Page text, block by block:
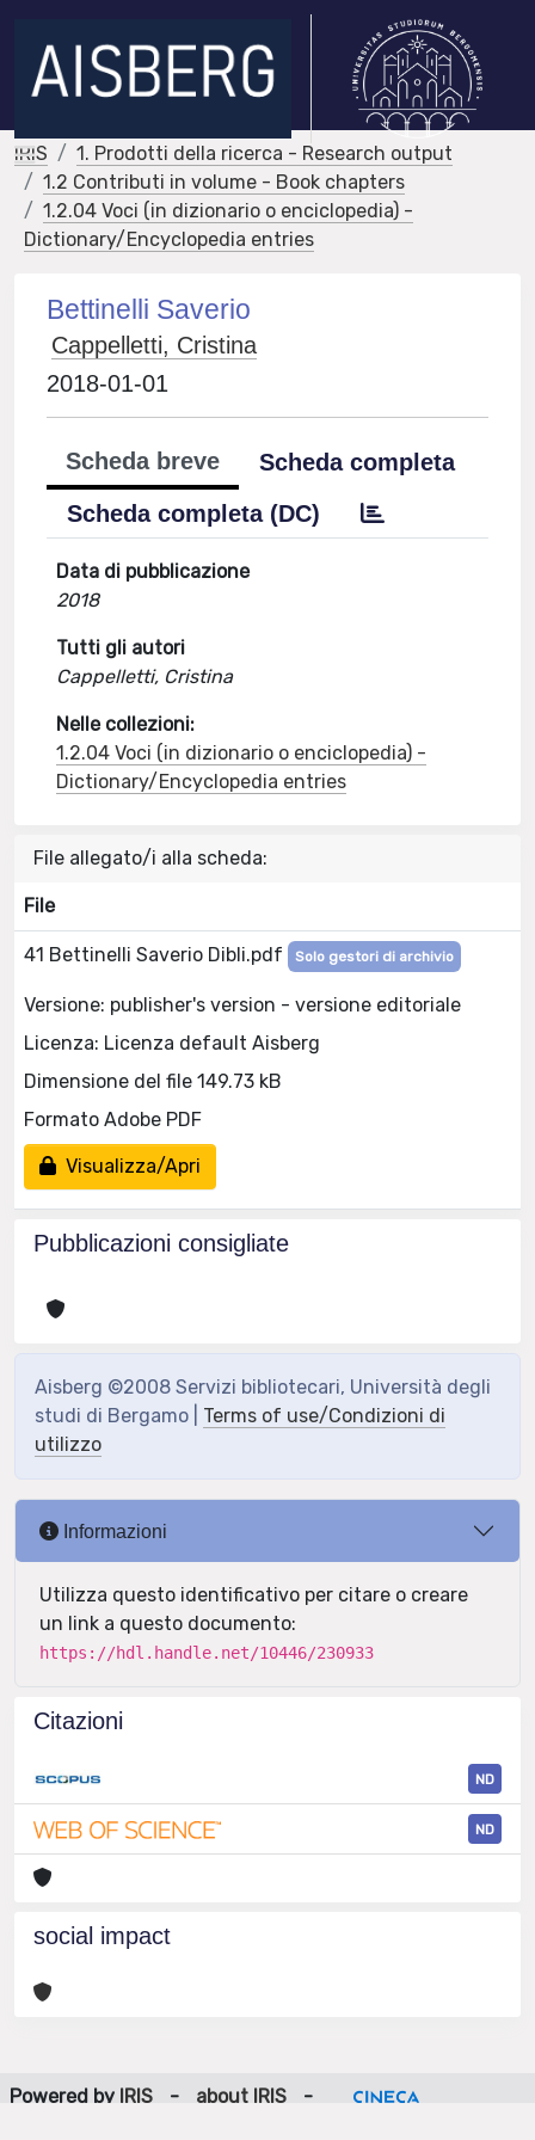
IRIS
1. Prodotti della ricerca - Research output
1.2 Contributi in volume - Book chapters
1.2.04 Voci (in dizionario o enciclopedia) -
Dictionary/Encyclopedia entries
Bettinelli Saverio
Cappelletti, Cristina
2018-01-01
Scheda breve
Scheda completa
Scheda completa (DC)
Data di pubblicazione
2018
Tutti gli autori
Cappelletti, Cristina
Nelle collezioni:
1.2.04 Voci (in dizionario o enciclopedia) -
Dictionary/Encyclopedia entries
File allegato/i alla scheda:
File
41 Bettinelli Saverio Dibli.pdf Solo gestori di archivio
Versione: publisher's version - versione editoriale
Licenza: Licenza default Aisberg
Dimensione del file 149.73 kB
Formato Adobe PDF
Visualizza/Apri
Pubblicazioni consigliate
Aisberg ©2008 Servizi bibliotecari, Università degli
studi di Bergamo | Terms of use/Condizioni di
utilizzo
Informazioni
Utilizza questo identificativo per citare o creare
un link a questo documento:
https://hdl.handle.net/10446/230933
Citazioni
ND
ND
social impact
Powered by IRIS - about IRIS
-